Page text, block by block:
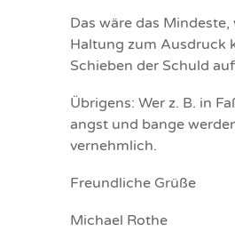
Das wäre das
Haltung zum Ausdruck
Schieben der Schuld
Übrigens: Wer z. B. in
angst und bange
vernehmlich.
Freundliche Grüße
Michael Rothe